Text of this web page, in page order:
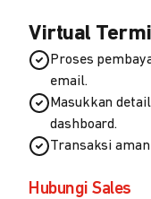
Virtual
Proses
email.
Masukkan
dashboard.
Transaksi aman
Hubungi Sales